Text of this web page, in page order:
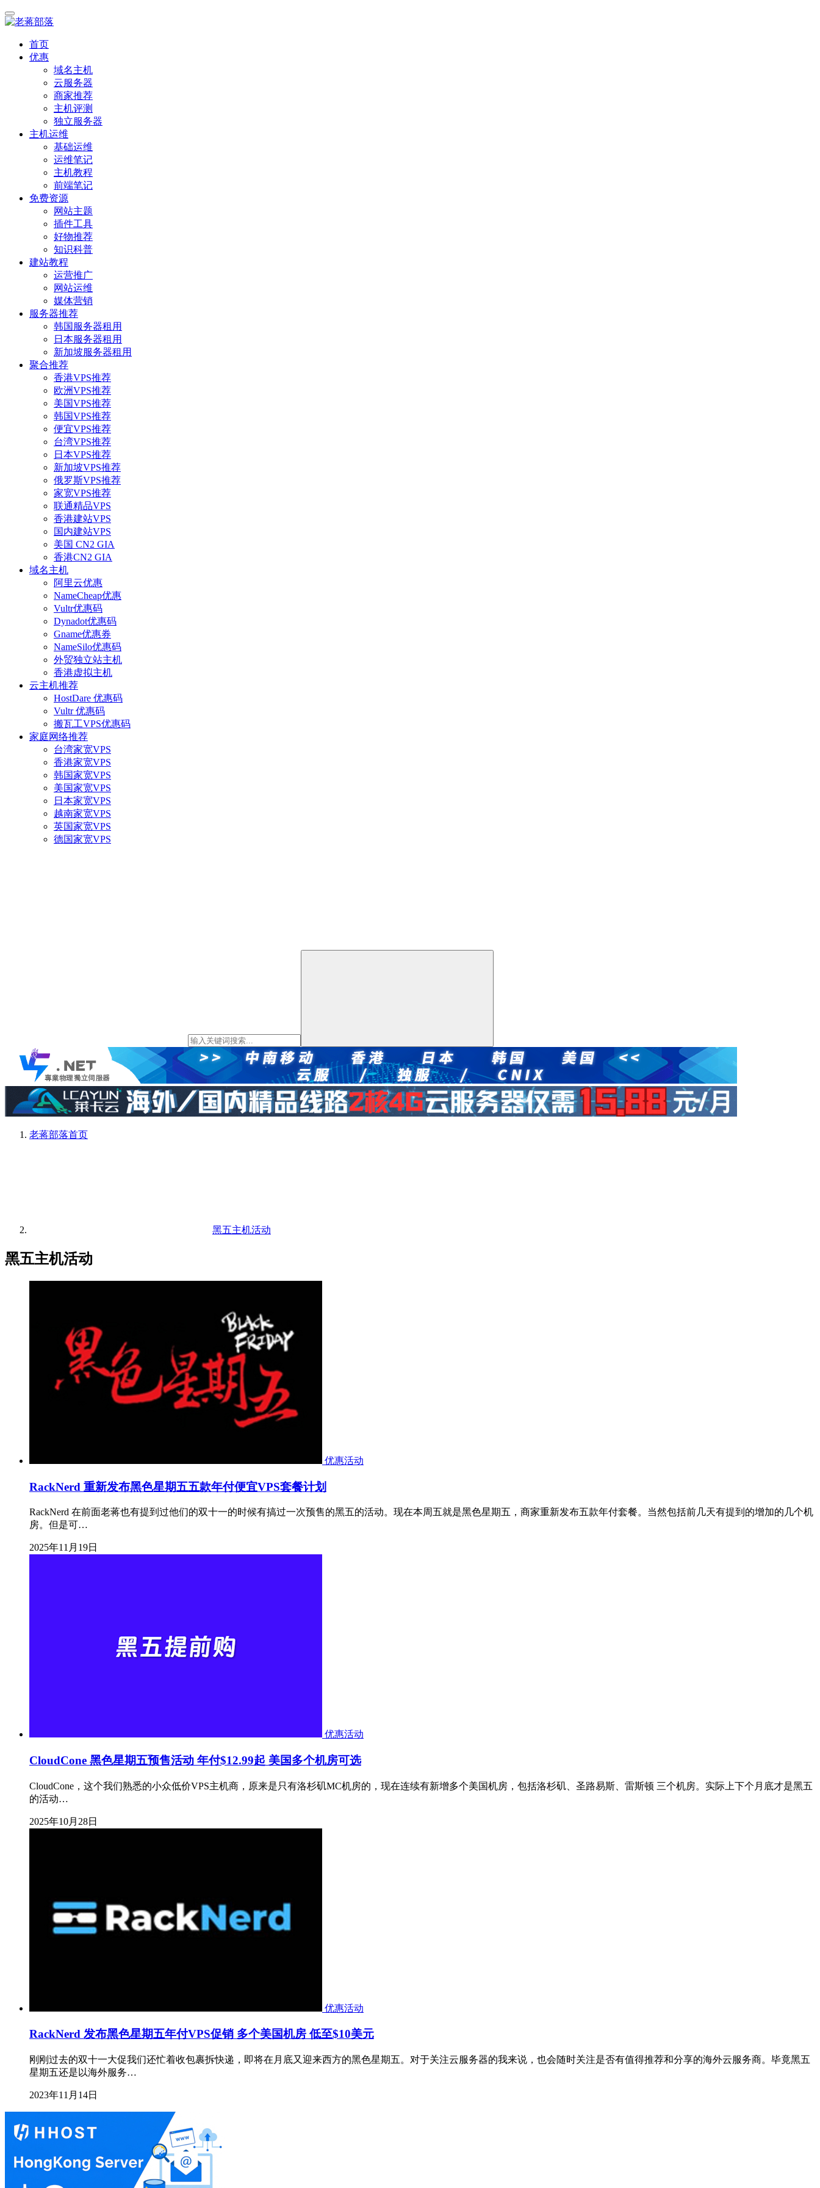
首页
优惠
域名主机
云服务器
商家推荐
主机评测
独立服务器
主机运维
基础运维
运维笔记
主机教程
前端笔记
免费资源
网站主题
插件工具
好物推荐
知识科普
建站教程
运营推广
网站运维
媒体营销
服务器推荐
韩国服务器租用
日本服务器租用
新加坡服务器租用
聚合推荐
香港VPS推荐
欧洲VPS推荐
美国VPS推荐
韩国VPS推荐
便宜VPS推荐
台湾VPS推荐
日本VPS推荐
新加坡VPS推荐
俄罗斯VPS推荐
家宽VPS推荐
联通精品VPS
香港建站VPS
国内建站VPS
美国 CN2 GIA
香港CN2 GIA
域名主机
阿里云优惠
NameCheap优惠
Vultr优惠码
Dynadot优惠码
Gname优惠券
NameSilo优惠码
外贸独立站主机
香港虚拟主机
云主机推荐
HostDare 优惠码
Vultr 优惠码
搬瓦工VPS优惠码
家庭网络推荐
台湾家宽VPS
香港家宽VPS
韩国家宽VPS
美国家宽VPS
日本家宽VPS
越南家宽VPS
英国家宽VPS
德国家宽VPS
老蒋部落首页
黑五主机活动
黑五主机活动
优惠活动
RackNerd 重新发布黑色星期五五款年付便宜VPS套餐计划
RackNerd 在前面老蒋也有提到过他们的双十一的时候有搞过一次预售的黑五的活动。现在本周五就是黑色星期五，商家重新发布五款年付套餐。当然包括前几天有提到的增加的几个机
房。但是可…
2025年11月19日
优惠活动
CloudCone 黑色星期五预售活动 年付$12.99起 美国多个机房可选
CloudCone，这个我们熟悉的小众低价VPS主机商，原来是只有洛杉矶MC机房的，现在连续有新增多个美国机房，包括洛杉矶、圣路易斯、雷斯顿 三个机房。实际上下个月底才是黑五
的活动…
2025年10月28日
优惠活动
RackNerd 发布黑色星期五年付VPS促销 多个美国机房 低至$10美元
刚刚过去的双十一大促我们还忙着收包裹拆快递，即将在月底又迎来西方的黑色星期五。对于关注云服务器的我来说，也会随时关注是否有值得推荐和分享的海外云服务商。毕竟黑五
星期五还是以海外服务…
2023年11月14日